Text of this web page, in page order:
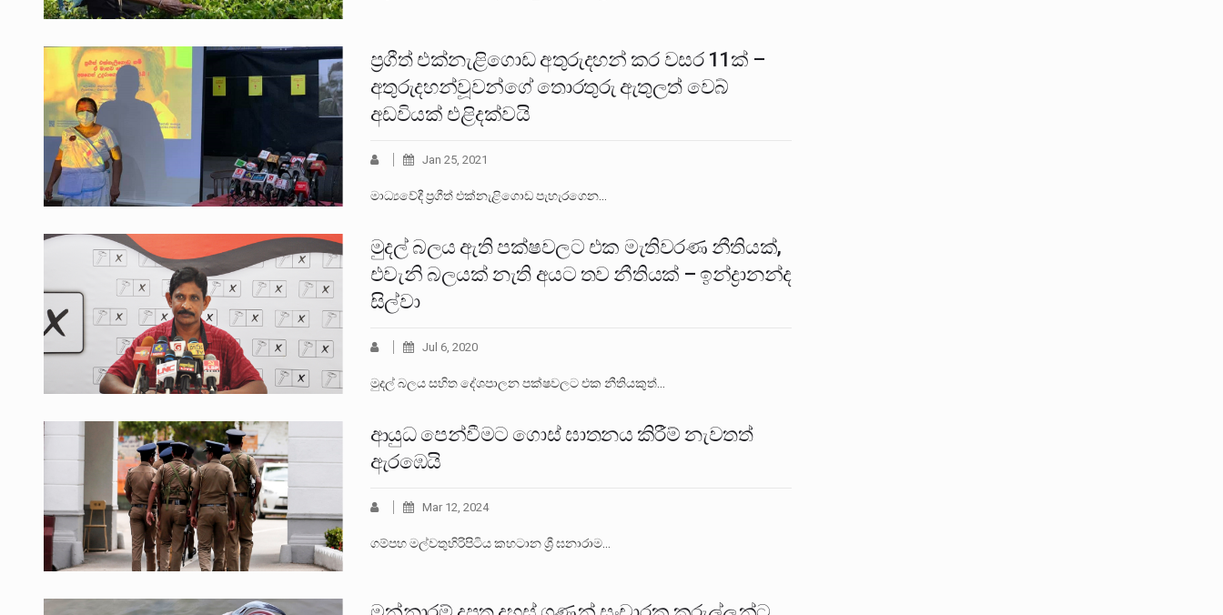
ප්‍රගීත් එක්නැළිගොඩ අතුරුදහන් කර වසර 11ක් –
අතුරුදහන්වූවන්ගේ තොරතුරු ඇතුලත් වෙබ්
අඩවියක් එළිදක්වයි
Jan 25, 2021
මාධ්‍යවේදී ප්‍රගීත් එක්නැළිගොඩ පැහැරගෙන…
මුදල් බලය ඇති පක්ෂවලට එක මැතිවරණ නීතියක්,
එවැනි බලයක් නැති අයට තව නීතියක් – ඉන්ද්‍රානන්ද
සිල්වා
Jul 6, 2020
මුදල් බලය සහිත දේශපාලන පක්ෂවලට එක නීතියකුත්…
ආයුධ පෙන්වීමට ගොස් ඝාතනය කිරීම් නැවතත්
ඇරඹෙයි
Mar 12, 2024
ගම්පහ මල්වතුහිරිපිටිය කහටාන ශ්‍රී ඝනාරාම…